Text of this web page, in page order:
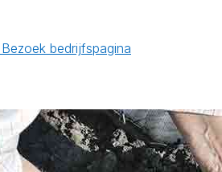
Bezoek bedrijfspagina